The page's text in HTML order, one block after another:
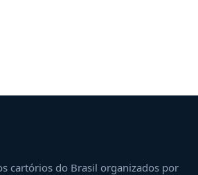
cartórios do Brasil organizados por